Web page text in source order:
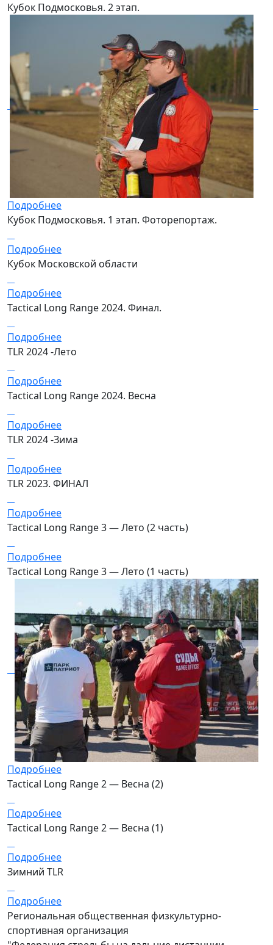
Кубок Подмосковья. 2 этап.
Подробнее
Кубок Подмосковья. 1 этап. Фоторепортаж.
Подробнее
Кубок Московской области
Подробнее
Tactical Long Range 2024. Финал.
Подробнее
TLR 2024 -Лето
Подробнее
Tactical Long Range 2024. Весна
Подробнее
TLR 2024 -Зима
Подробнее
TLR 2023. ФИНАЛ
Подробнее
Tactical Long Range 3 — Лето (2 часть)
Подробнее
Tactical Long Range 3 — Лето (1 часть)
Подробнее
Tactical Long Range 2 — Весна (2)
Подробнее
Tactical Long Range 2 — Весна (1)
Подробнее
Зимний TLR
Подробнее
Региональная общественная физкультурно-
спортивная организация